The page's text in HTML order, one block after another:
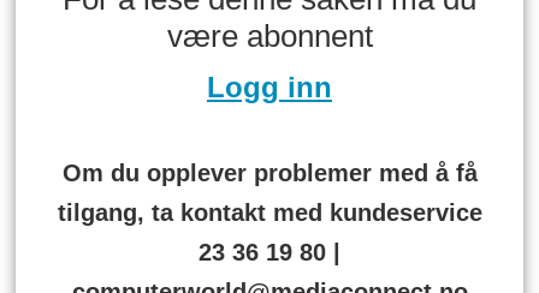
være abonnent
Logg inn
Om du opplever problemer med å få
tilgang, ta kontakt med kundeservice
23 36 19 80 |